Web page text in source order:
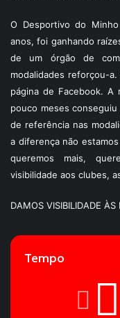
O Desportivo do
anos, foi ganhando
de um órgão de
modalidades reforçou-
página de Facebook. A
pouco meses
de referência nas
a diferença não
queremos mais,
visibilidade aos clubes,
DAMOS VISIBILIDADE
Tempo